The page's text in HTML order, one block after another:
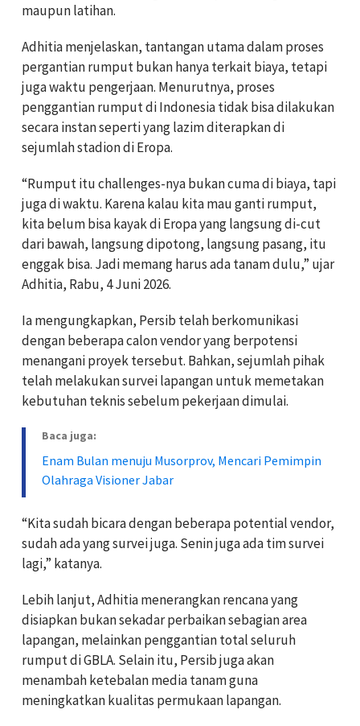
maupun latihan.
Adhitia menjelaskan, tantangan utama dalam proses
pergantian rumput bukan hanya terkait biaya, tetapi
juga waktu pengerjaan. Menurutnya, proses
penggantian rumput di Indonesia tidak bisa dilakukan
secara instan seperti yang lazim diterapkan di
sejumlah stadion di Eropa.
“Rumput itu challenges-nya bukan cuma di biaya, tapi
juga di waktu. Karena kalau kita mau ganti rumput,
kita belum bisa kayak di Eropa yang langsung di-cut
dari bawah, langsung dipotong, langsung pasang, itu
enggak bisa. Jadi memang harus ada tanam dulu,” ujar
Adhitia, Rabu, 4 Juni 2026.
Ia mengungkapkan, Persib telah berkomunikasi
dengan beberapa calon vendor yang berpotensi
menangani proyek tersebut. Bahkan, sejumlah pihak
telah melakukan survei lapangan untuk memetakan
kebutuhan teknis sebelum pekerjaan dimulai.
Baca juga:
Enam Bulan menuju Musorprov, Mencari Pemimpin
Olahraga Visioner Jabar
“Kita sudah bicara dengan beberapa potential vendor,
sudah ada yang survei juga. Senin juga ada tim survei
lagi,” katanya.
Lebih lanjut, Adhitia menerangkan rencana yang
disiapkan bukan sekadar perbaikan sebagian area
lapangan, melainkan penggantian total seluruh
rumput di GBLA. Selain itu, Persib juga akan
menambah ketebalan media tanam guna
meningkatkan kualitas permukaan lapangan.